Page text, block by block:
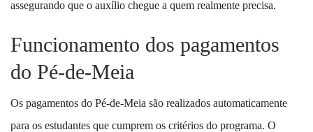
assegurando que o auxílio chegue a quem realmente precisa.
Funcionamento dos pagamentos
do Pé-de-Meia
Os pagamentos do Pé-de-Meia são realizados automaticamente
para os estudantes que cumprem os critérios do programa. O